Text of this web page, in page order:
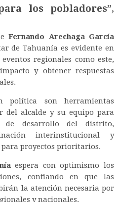
los pobladores”,
Fernando Arechaga García
de Tahuanía es evidente en
regionales como este,
y obtener respuestas
son herramientas
del alcalde y su equipo para
desarrollo del distrito,
interinstitucional y
para proyectos prioritarios.
espera con optimismo los
confiando en que las
la atención necesaria por
y nacionales.